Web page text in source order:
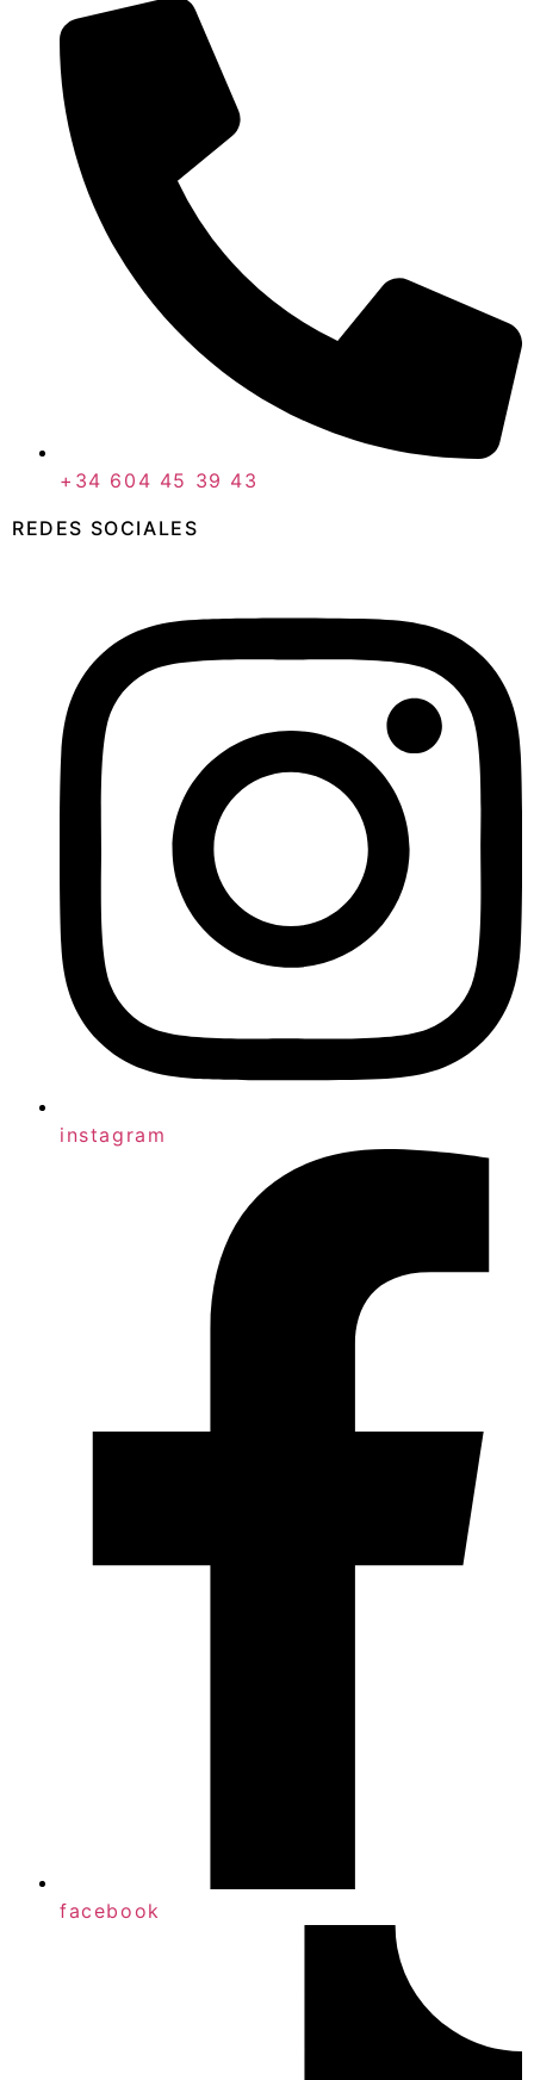
+34 604 45 39 43
REDES SOCIALES
instagram
facebook